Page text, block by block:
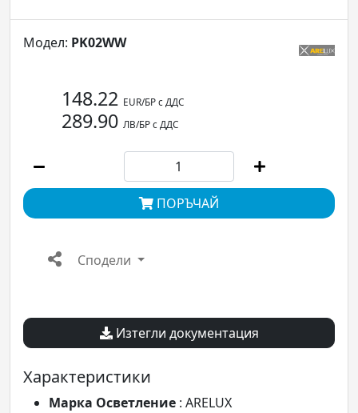
Модел: PK02WW
148.22 EUR/БР с ДДС
289.90 ЛВ/БР с ДДС
ПОРЪЧАЙ
Сподели
Изтегли документация
Характеристики
Марка Осветление : ARELUX